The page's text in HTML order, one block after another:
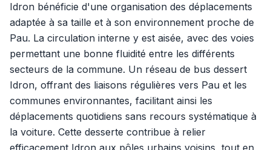
Idron bénéficie d'une organisation des déplacements
adaptée à sa taille et à son environnement proche de
Pau. La circulation interne y est aisée, avec des voies
permettant une bonne fluidité entre les différents
secteurs de la commune. Un réseau de bus dessert
Idron, offrant des liaisons régulières vers Pau et les
communes environnantes, facilitant ainsi les
déplacements quotidiens sans recours systématique à
la voiture. Cette desserte contribue à relier
efficacement Idron aux pôles urbains voisins, tout en